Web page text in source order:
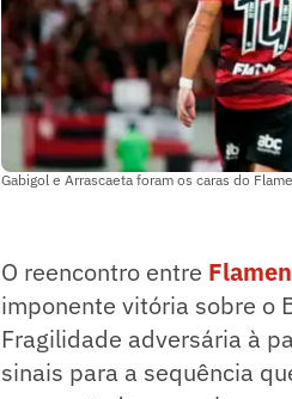
Gabigol e Arrascaeta foram os caras do
O reencontro entre
imponente vitória sobre o
Fragilidade adversária à
sinais para a sequência